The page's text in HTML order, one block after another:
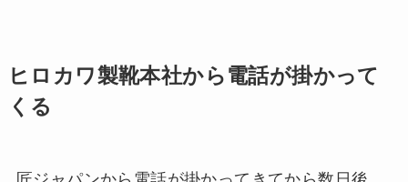
ヒロカワ製靴本社から電話が掛かって
くる